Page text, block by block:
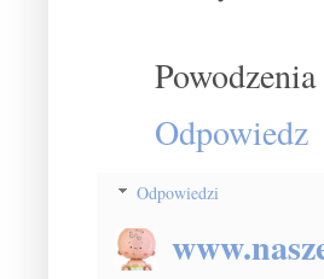
Odpowiedz
Odpowiedzi